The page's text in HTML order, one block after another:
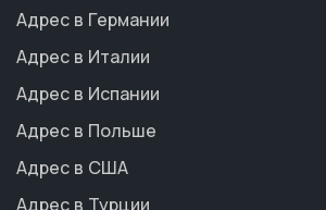
Адрес в Германии
Адрес в Италии
Адрес в Испании
Адрес в Польше
Адрес в США
Адрес в Турции